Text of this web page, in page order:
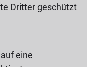
Dritter geschützt
eine